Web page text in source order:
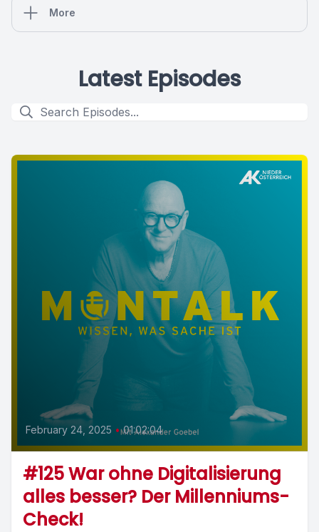
More
Latest Episodes
February 24, 2025 • 01:02:04
#125 War ohne Digitalisierung
alles besser? Der Millenniums-
Check!